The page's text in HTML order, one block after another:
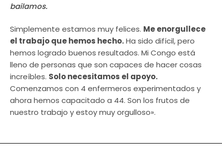
bailamos.
Simplemente estamos muy felices. Me enorgullece
el trabajo que hemos hecho.Ha sido difícil, pero
hemos logrado buenos resultados. Mi Congo está
lleno de personas que son capaces de hacer cosas
increíbles. Solo necesitamos el apoyo.
Comenzamos con 4 enfermeros experimentados y
ahora hemos capacitado a 44. Son los frutos de
nuestro trabajo y estoy muy orgulloso».